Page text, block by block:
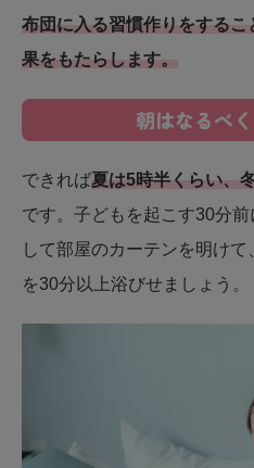
布団に入る習慣作りをする
果をもたらします。
朝はなるべ
できれば夏は5時半くらい、
です。子どもを起こす30分
して部屋のカーテンを明け
を30分以上浴びせましょう。